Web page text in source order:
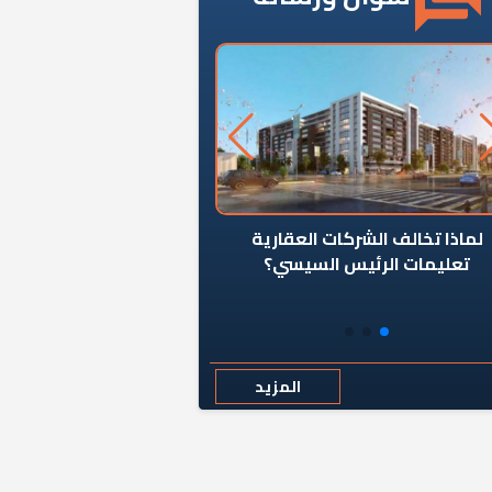
من يوقف سرطان الأبراج السكنية
المخالفة ياحكومة؟
المزيد